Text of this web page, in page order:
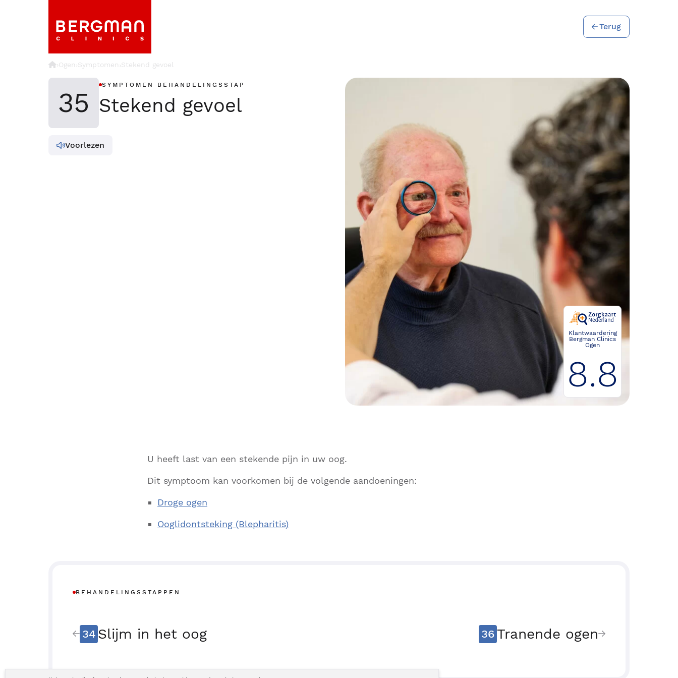
Terug
›Ogen›Symptomen›Stekend gevoel
35
SYMPTOMEN BEHANDELINGSSTAP
Stekend gevoel
Voorlezen
Klantwaardering
Bergman Clinics
Ogen
8.8
U heeft last van een stekende pijn in uw oog.
Dit symptoom kan voorkomen bij de volgende aandoeningen:
Droge ogen
Ooglidontsteking (Blepharitis)
BEHANDELINGSSTAPPEN
34 Slijm in het oog 36 Tranende ogen